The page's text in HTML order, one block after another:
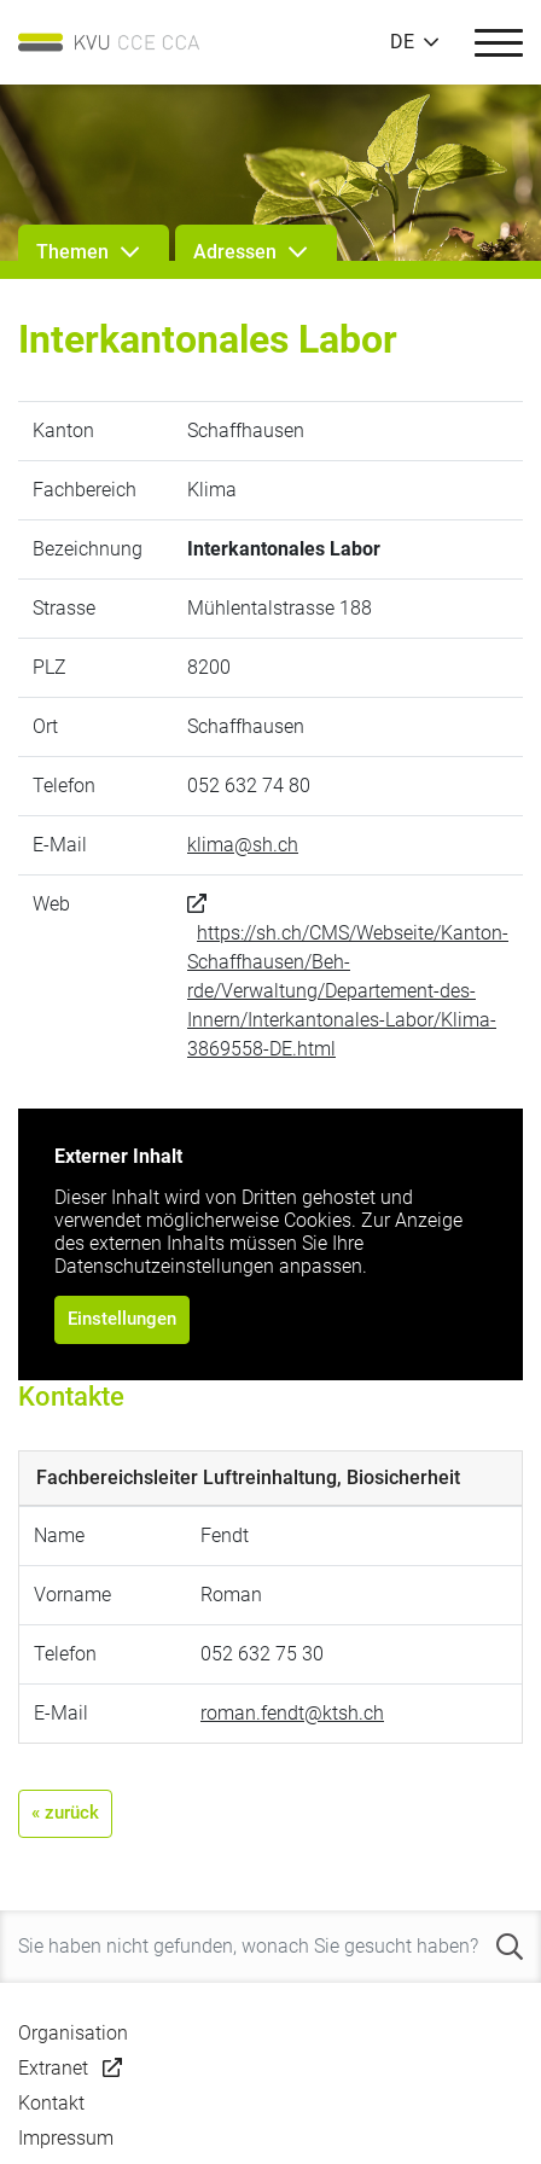
DE
Themen Adressen
Interkantonales Labor
Kanton Schaffhausen
Fachbereich Klima
Bezeichnung Interkantonales Labor
Strasse Mühlentalstrasse 188
PLZ 8200
Ort Schaffhausen
Telefon 052 632 74 80
E-Mail klima@sh.ch
Web
https://sh.ch/CMS/Webseite/Kanton-
Schaffhausen/Beh-
rde/Verwaltung/Departement-des-
Innern/Interkantonales-Labor/Klima-
3869558-DE.html
Externer Inhalt
Dieser Inhalt wird von Dritten gehostet und
verwendet möglicherweise Cookies. Zur Anzeige
des externen Inhalts müssen Sie Ihre
Datenschutzeinstellungen anpassen.
Einstellungen
Kontakte
Fachbereichsleiter Luftreinhaltung, Biosicherheit
Name Fendt
Vorname Roman
Telefon 052 632 75 30
E-Mail roman.fendt@ktsh.ch
« zurück
Organisation
Extranet
Kontakt
Impressum